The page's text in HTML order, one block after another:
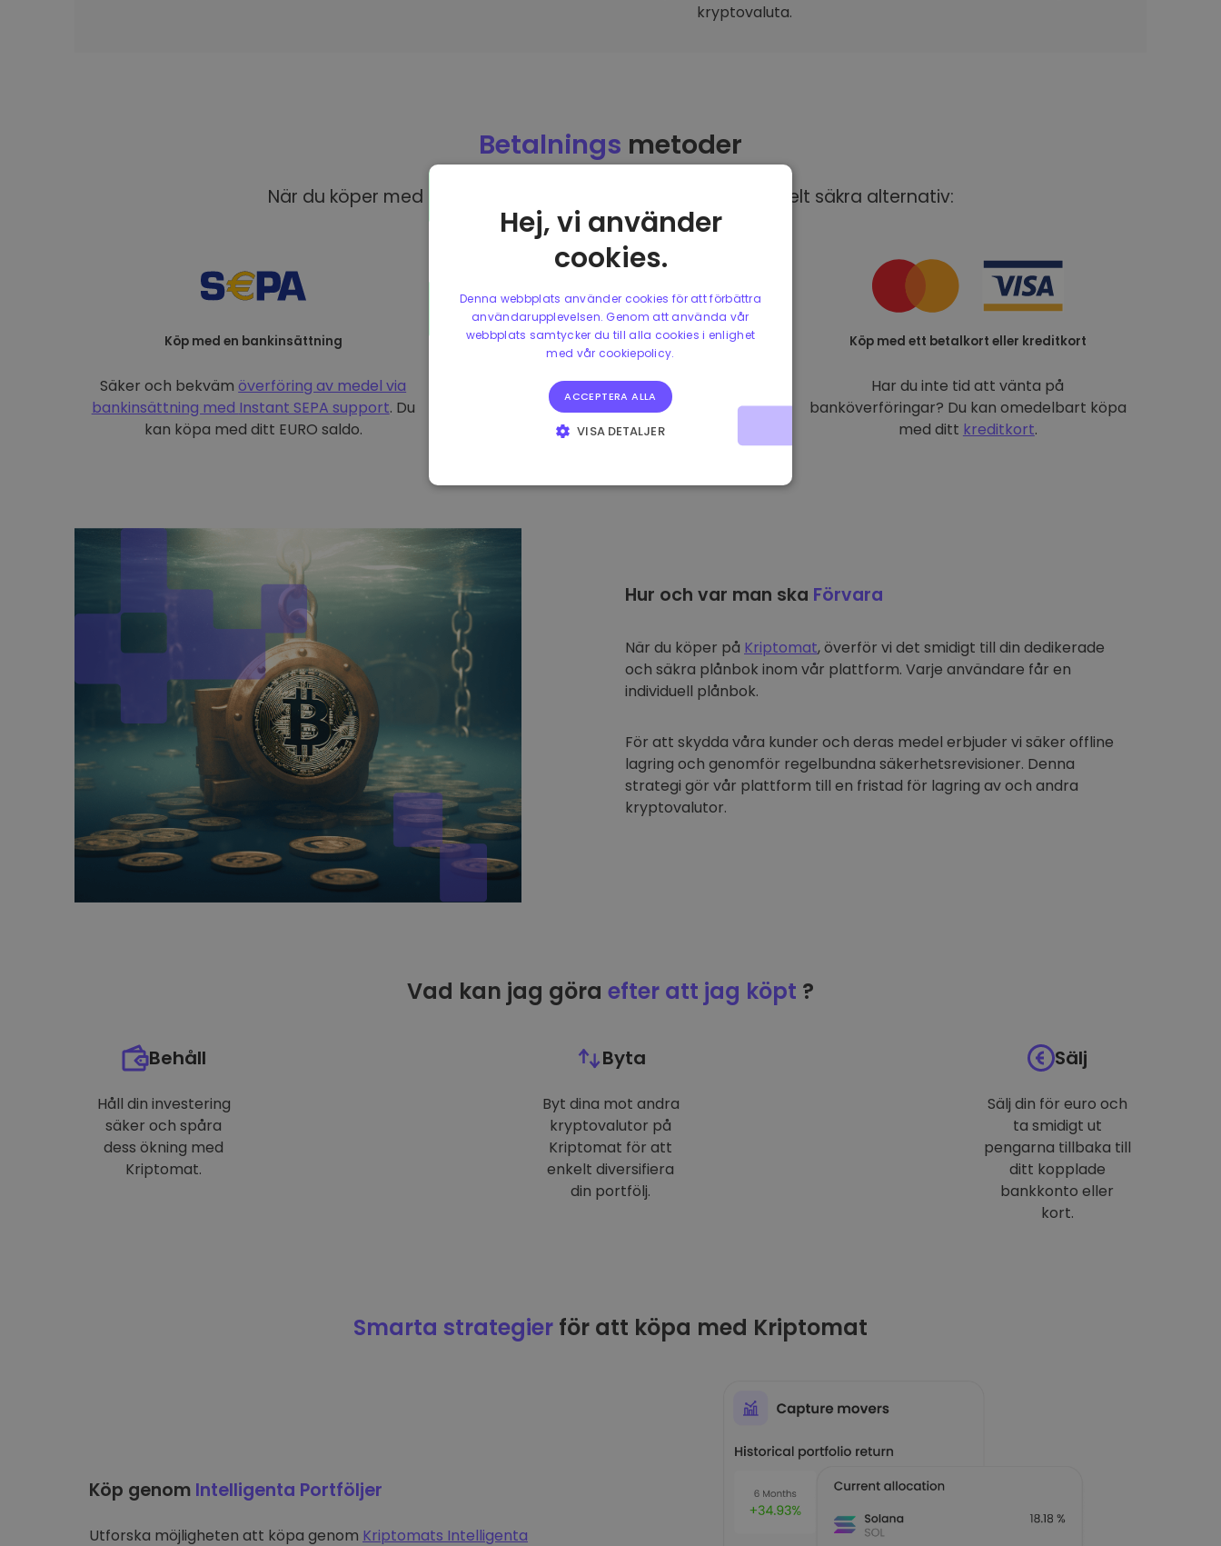
kryptovaluta.
Betalnings metoder
När du köper med EUR på Kriptomat har du tillgång till olika helt säkra alternativ:
Köp med en bankinsättning
Säker och bekvämöverföring av medel via
bankinsättning med Instant SEPA support. Du
kan köpa med ditt EURO saldo.
Köp med ett betalkort eller kreditkort
Har du inte tid att vänta på
banköverföringar? Du kan omedelbart köpa
med ditt kreditkort.
Hur och var man ska Förvara
När du köper på Kriptomat, överför vi det smidigt till din dedikerade
och säkra plånbok inom vår plattform. Varje användare får en
individuell plånbok.
För att skydda våra kunder och deras medel erbjuder vi säker offline
lagring och genomför regelbundna säkerhetsrevisioner. Denna
strategi gör vår plattform till en fristad för lagring av och andra
kryptovalutor.
Vad kan jag göra efter att jag köpt ?
Behåll
Håll din investering
säker och spåra
dess ökning med
Kriptomat.
Byta
Byt dina mot andra
kryptovalutor på
Kriptomat för att
enkelt diversifiera
din portfölj.
Sälj
Sälj din för euro och
ta smidigt ut
pengarna tillbaka till
ditt kopplade
bankkonto eller
kort.
Smarta strategier för att köpa med Kriptomat
Köp genom Intelligenta Portföljer
Utforska möjligheten att köpa genom Kriptomats Intelligenta
Hej, vi använder
cookies.
Denna webbplats använder cookies för att förbättra
användarupplevelsen. Genom att använda vår
webbplats samtycker du till alla cookies i enlighet
med vår cookiepolicy.
ACCEPTERA ALLA
VISA DETALJER